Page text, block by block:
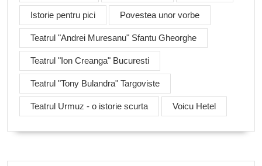
Istorie pentru pici Povestea unor vorbe
Teatrul "Andrei Muresanu" Sfantu Gheorghe
Teatrul "Ion Creanga" Bucuresti
Teatrul "Tony Bulandra" Targoviste
Teatrul Urmuz - o istorie scurta Voicu Hetel